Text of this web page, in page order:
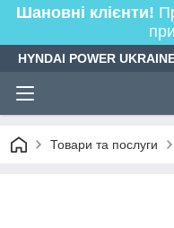
Шановні клієнти!
HYNDAI POWER
Товари та послуги